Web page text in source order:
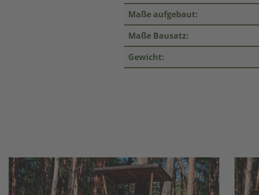
Maße aufgebaut:
Maße Bausatz:
Gewicht: